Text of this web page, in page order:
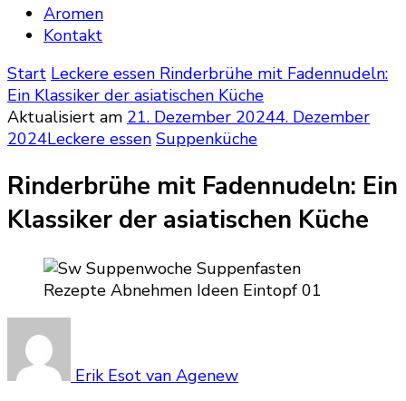
Aromen
Kontakt
Start Leckere essen Rinderbrühe mit Fadennudeln:
Ein Klassiker der asiatischen Küche
Aktualisiert am 21. Dezember 20244. Dezember
2024Leckere essen Suppenküche
Rinderbrühe mit Fadennudeln: Ein
Klassiker der asiatischen Küche
Erik Esot van Agenew